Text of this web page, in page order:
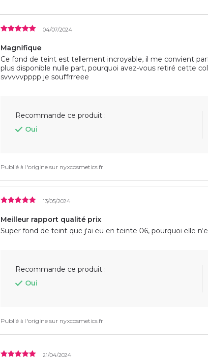
04/07/2024
Magnifique
Ce fond de teint est tellement incroyable, il me convient
plus disponible nulle part, pourquoi avez-vous retiré cette
svvvvvpppp je souffrrreee
Recommande ce produit :
Oui
Publié à l'origine sur nyxcosmetics.fr
13/05/2024
Meilleur rapport qualité prix
Super fond de teint que j'ai eu en teinte 06, pourquoi elle
Recommande ce produit :
Oui
Publié à l'origine sur nyxcosmetics.fr
21/04/2024